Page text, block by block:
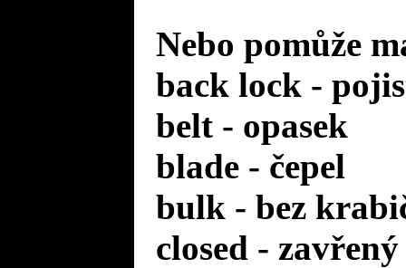
Nebo pomůže
back lock -
belt - opasek
blade - čepel
bulk - bez
closed - zavřený